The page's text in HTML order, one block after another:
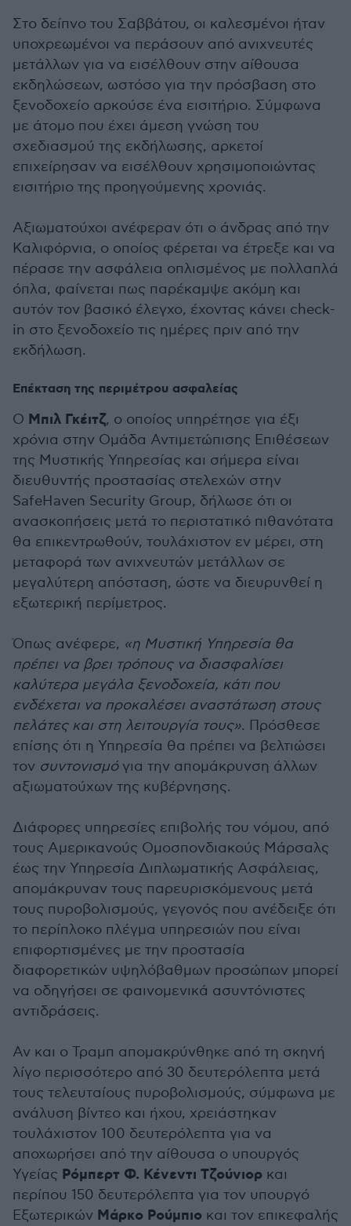
Στο δείπνο του Σαββάτου, οι καλεσμένοι ήταν
υποχρεωμένοι να περάσουν από ανιχνευτές
μετάλλων για να εισέλθουν στην αίθουσα
εκδηλώσεων, ωστόσο για την πρόσβαση στο
ξενοδοχείο αρκούσε ένα εισιτήριο. Σύμφωνα
με άτομο που έχει άμεση γνώση του
σχεδιασμού της εκδήλωσης, αρκετοί
επιχείρησαν να εισέλθουν χρησιμοποιώντας
εισιτήριο της προηγούμενης χρονιάς.
Αξιωματούχοι ανέφεραν ότι ο άνδρας από την
Καλιφόρνια, ο οποίος φέρεται να έτρεξε και να
πέρασε την ασφάλεια οπλισμένος με πολλαπλά
όπλα, φαίνεται πως παρέκαμψε ακόμη και
αυτόν τον βασικό έλεγχο, έχοντας κάνει check-
in στο ξενοδοχείο τις ημέρες πριν από την
εκδήλωση.
Επέκταση της περιμέτρου ασφαλείας
Ο Μπιλ Γκέιτζ, ο οποίος υπηρέτησε για έξι
χρόνια στην Ομάδα Αντιμετώπισης Επιθέσεων
της Μυστικής Υπηρεσίας και σήμερα είναι
διευθυντής προστασίας στελεχών στην
SafeHaven Security Group, δήλωσε ότι οι
ανασκοπήσεις μετά το περιστατικό πιθανότατα
θα επικεντρωθούν, τουλάχιστον εν μέρει, στη
μεταφορά των ανιχνευτών μετάλλων σε
μεγαλύτερη απόσταση, ώστε να διευρυνθεί η
εξωτερική περίμετρος.
Όπως ανέφερε, «η Μυστική Υπηρεσία θα
πρέπει να βρει τρόπους να διασφαλίσει
καλύτερα μεγάλα ξενοδοχεία, κάτι που
ενδέχεται να προκαλέσει αναστάτωση στους
πελάτες και στη λειτουργία τους». Πρόσθεσε
επίσης ότι η Υπηρεσία θα πρέπει να βελτιώσει
τον συντονισμόγια την απομάκρυνση άλλων
αξιωματούχων της κυβέρνησης.
Διάφορες υπηρεσίες επιβολής του νόμου, από
τους Αμερικανούς Ομοσπονδιακούς Μάρσαλς
έως την Υπηρεσία Διπλωματικής Ασφάλειας,
απομάκρυναν τους παρευρισκόμενους μετά
τους πυροβολισμούς, γεγονός που ανέδειξε ότι
το περίπλοκο πλέγμα υπηρεσιών που είναι
επιφορτισμένες με την προστασία
διαφορετικών υψηλόβαθμων προσώπων μπορεί
να οδηγήσει σε φαινομενικά ασυντόνιστες
αντιδράσεις.
Αν και ο Τραμπ απομακρύνθηκε από τη σκηνή
λίγο περισσότερο από 30 δευτερόλεπτα μετά
τους τελευταίους πυροβολισμούς, σύμφωνα με
ανάλυση βίντεο και ήχου, χρειάστηκαν
τουλάχιστον 100 δευτερόλεπτα για να
αποχωρήσει από την αίθουσα ο υπουργός
Υγείας Ρόμπερτ Φ. Κένεντι Τζούνιορ και
περίπου 150 δευτερόλεπτα για τον υπουργό
Εξωτερικών Μάρκο Ρούμπιο και τον επικεφαλής